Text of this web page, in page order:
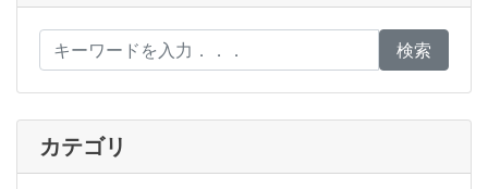
検索
カテゴリ